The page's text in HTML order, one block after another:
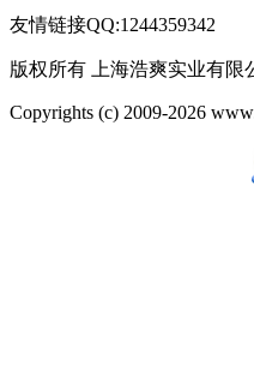
友情链接QQ:1244359342
版权所有 上海浩爽实业有限
Copyrights (c) 2009-2026